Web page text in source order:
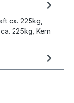
ca. 225kg,
225kg, Kern